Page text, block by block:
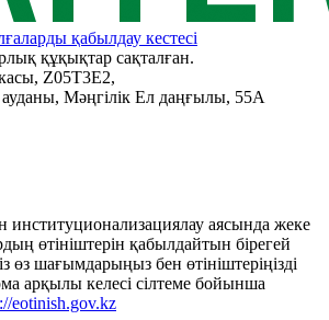
қабылдау кестесі
құқықтар сақталған.
Z05T3E2,
ауданы, Мәңгілік Ел даңғылы, 55А
институционализациялау аясында жеке
өтініштерін қабылдайтын бірегей
өз шағымдарыңыз бен өтініштеріңізді
арқылы келесі сілтеме бойынша
eotinish.gov.kz